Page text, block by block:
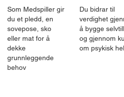
Som Medspiller gir
du et pledd, en
sovepose, sko
eller mat for å
dekke
grunnleggende
behov
Du bidrar til
verdighet
å bygge
og gjennom
om psykisk